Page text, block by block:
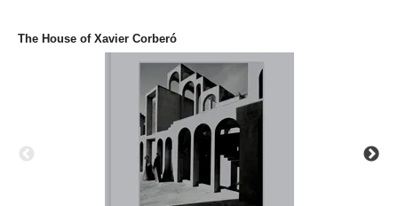
The House of Xavier Corberó